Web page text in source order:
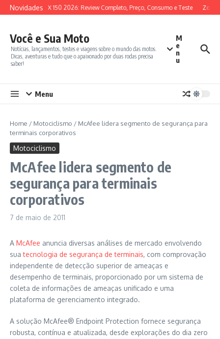
Ir para o conteúdo
Novidades
SYM ADX 150 2026: Review Completo, Preço, Consumo e Teste
Você e Sua Moto
Notícias, lançamentos, testes e viagens sobre o mundo das motos.
Dicas, aventuras e tudo que o apaixonado por duas rodas precisa
saber!
M
e
n
u
Menu
Home / Motociclismo / McAfee lidera segmento de segurança para
terminais corporativos
Motociclismo
McAfee lidera segmento de
segurança para terminais
corporativos
7 de maio de 2011
A McAfee anuncia diversas análises de mercado envolvendo
suatecnologia de segurança de terminais, com comprovação
independente de detecção superior de ameaças e
desempenho de terminais, proporcionado por um sistema de
coleta de informações de ameaças unificado e uma
plataforma de gerenciamento integrado.
A solução McAfee® Endpoint Protection fornece segurança
robusta, contínua e atualizada, desde explorações do dia zero